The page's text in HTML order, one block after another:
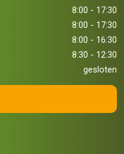
8:00 - 17:30
8:00 - 17:30
8:00 - 16:30
8:30 - 12:30
gesloten